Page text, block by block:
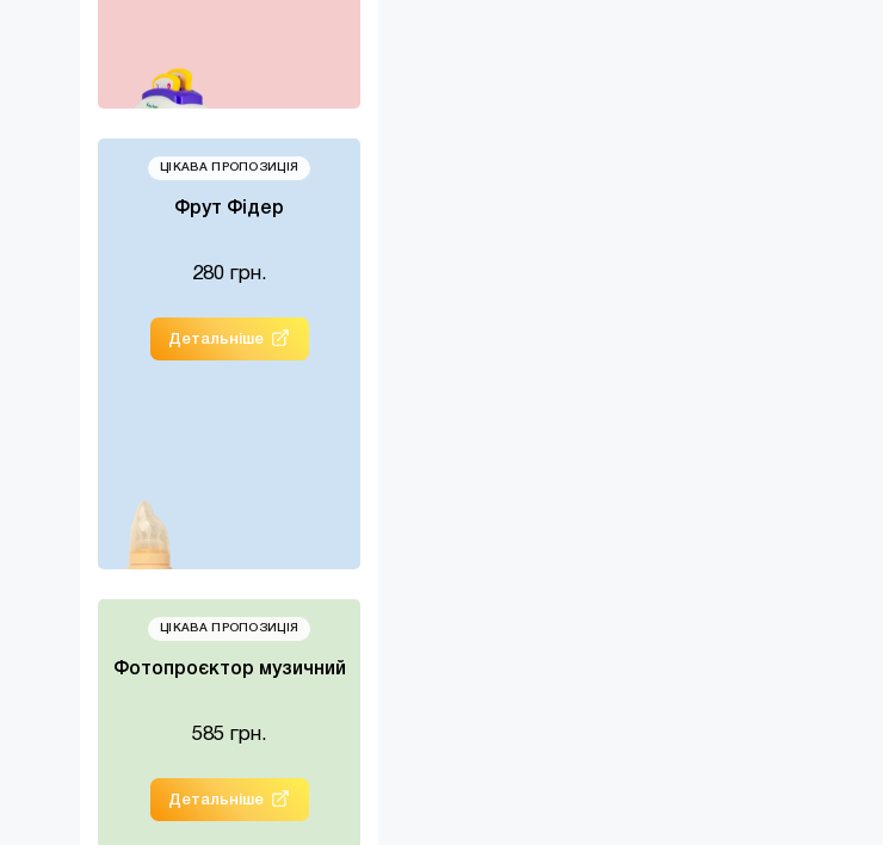
ЦІКАВА ПРОПОЗИЦІЯ
Фрут Фідер
280 грн.
Детальніше
ЦІКАВА ПРОПОЗИЦІЯ
Фотопроєктор музичний
585 грн.
Детальніше